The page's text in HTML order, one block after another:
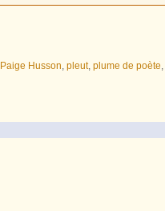
Paige Husson ,pleut,plume de poète